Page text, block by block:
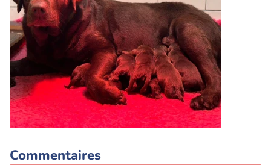
Commentaires